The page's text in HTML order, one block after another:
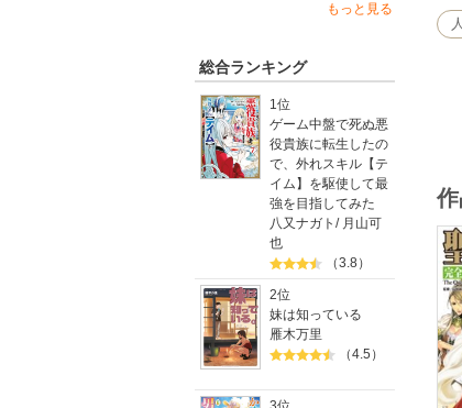
もっと見る
総合ランキング
1位
ゲーム中盤で死ぬ悪
役貴族に転生したの
で、外れスキル【テ
イム】を駆使して最
強を目指してみた
八又ナガト / 月山可
也
（3.8）
2位
妹は知っている
雁木万里
（4.5）
き
本
ま
こ
“
『
彼